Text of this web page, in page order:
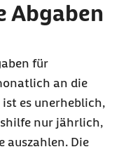
Abgaben
für
an die
es unerheblich,
nur jährlich,
auszahlen. Die